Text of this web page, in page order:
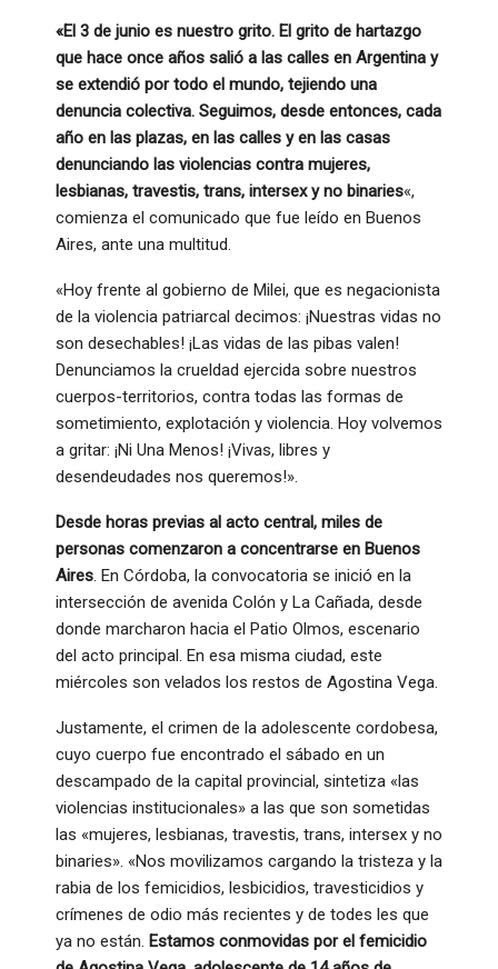
«El 3 de junio es nuestro grito. El grito de hartazgo
que hace once años salió a las calles en Argentina y
se extendió por todo el mundo, tejiendo una
denuncia colectiva. Seguimos, desde entonces, cada
año en las plazas, en las calles y en las casas
denunciando las violencias contra mujeres,
lesbianas, travestis, trans, intersex y no binaries«,
comienza el comunicado que fue leído en Buenos
Aires, ante una multitud.
«Hoy frente al gobierno de Milei, que es negacionista
de la violencia patriarcal decimos: ¡Nuestras vidas no
son desechables! ¡Las vidas de las pibas valen!
Denunciamos la crueldad ejercida sobre nuestros
cuerpos-territorios, contra todas las formas de
sometimiento, explotación y violencia. Hoy volvemos
a gritar: ¡Ni Una Menos! ¡Vivas, libres y
desendeudades nos queremos!».
Desde horas previas al acto central, miles de
personas comenzaron a concentrarse en Buenos
Aires. En Córdoba, la convocatoria se inició en la
intersección de avenida Colón y La Cañada, desde
donde marcharon hacia el Patio Olmos, escenario
del acto principal. En esa misma ciudad, este
miércoles son velados los restos de Agostina Vega.
Justamente, el crimen de la adolescente cordobesa,
cuyo cuerpo fue encontrado el sábado en un
descampado de la capital provincial, sintetiza «las
violencias institucionales» a las que son sometidas
las «mujeres, lesbianas, travestis, trans, intersex y no
binaries». «Nos movilizamos cargando la tristeza y la
rabia de los femicidios, lesbicidios, travesticidios y
crímenes de odio más recientes y de todes les que
ya no están. Estamos conmovidas por el femicidio